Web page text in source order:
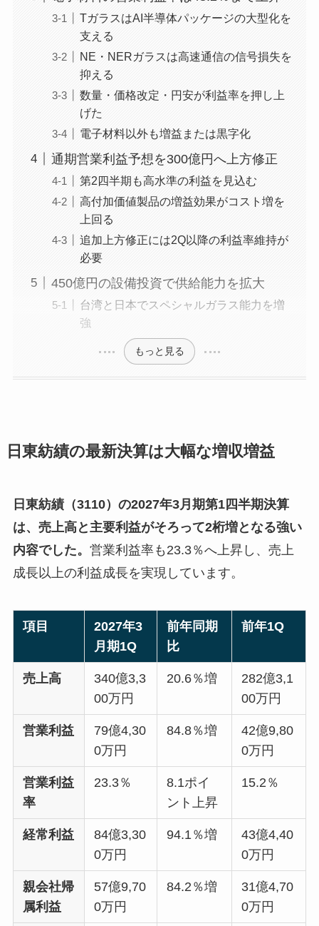
TガラスはAI半導体パッケージの大型化を
支える
NE・NERガラスは高速通信の信号損失を
抑える
数量・価格改定・円安が利益率を押し上
げた
電子材料以外も増益または黒字化
通期営業利益予想を300億円へ上方修正
第2四半期も高水準の利益を見込む
高付加価値製品の増益効果がコスト増を
上回る
追加上方修正には2Q以降の利益率維持が
必要
450億円の設備投資で供給能力を拡大
台湾と日本でスペシャルガラス能力を増
強
もっと見る
日東紡績の最新決算は大幅な増収増益
日東紡績（3110）の2027年3月期第1四半期決算
は、売上高と主要利益がそろって2桁増となる強い
内容でした。 営業利益率も23.3％へ上昇し、売上
成長以上の利益成長を実現しています。
項目
2027年3
月期1Q
前年同期
比
前年1Q
売上高
340億3,3
00万円
20.6％増
282億3,1
00万円
営業利益
79億4,30
0万円
84.8％増
42億9,80
0万円
営業利益
率
23.3％
8.1ポイ
ント上昇
15.2％
経常利益
84億3,30
0万円
94.1％増
43億4,40
0万円
親会社帰
属利益
57億9,70
0万円
84.2％増
31億4,70
0万円